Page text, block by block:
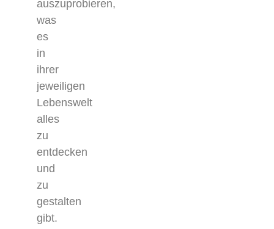
auszuprobieren,
was
es
in
ihrer
jeweiligen
Lebenswelt
alles
zu
entdecken
und
zu
gestalten
gibt.